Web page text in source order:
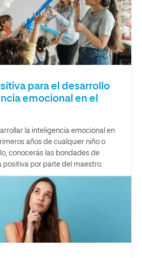
para el desarrollo
emocional en el
la inteligencia emocional en
años de cualquier niño o
conocerás las bondades de
positiva por parte del maestro.